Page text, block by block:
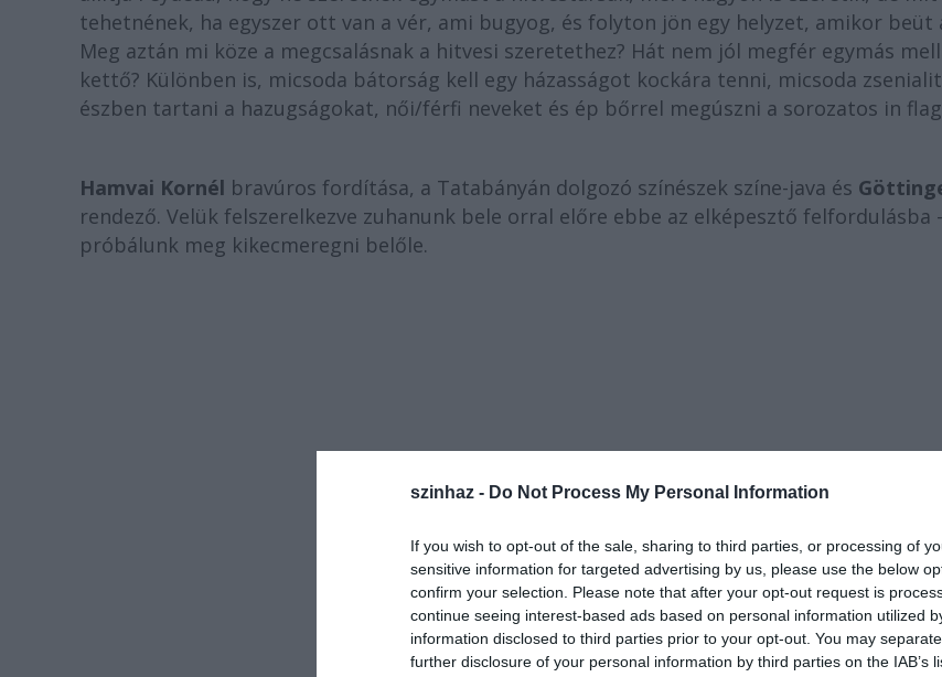
szinhaz - Do Not Process My Personal Information
If you wish to opt-out of the sale, sharing to third parties, or processing of
sensitive information for targeted advertising by us, please use the below
confirm your selection. Please note that after your opt-out request is
continue seeing interest-based ads based on personal information utilized
information disclosed to third parties prior to your opt-out. You may
further disclosure of your personal information by third parties on the IAB’s
tehetnének, ha egyszer ott van a vér, ami bugyog, és folyton jön egy helyzet, amikor beüt
Meg aztán mi köze a megcsalásnak a hitvesi szeretethez? Hát nem jól megfér egymás
kettő? Különben is, micsoda bátorság kell egy házasságot kockára tenni, micsoda
észben tartani a hazugságokat, női/férfi neveket és ép bőrrel megúszni a sorozatos in
Hamvai Kornél bravúros fordítása, a Tatabányán dolgozó színészek színe-java és
rendező. Velük felszerelkezve zuhanunk bele orral előre ebbe az elképesztő felfordulásba
próbálunk meg kikecmeregni belőle.